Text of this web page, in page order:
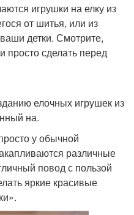
игрушки на елку из
от шитья, или из
детки. Смотрите,
просто сделать перед
елочных игрушек из
на.
у обычной
различные
повод с пользой
яркие красивые